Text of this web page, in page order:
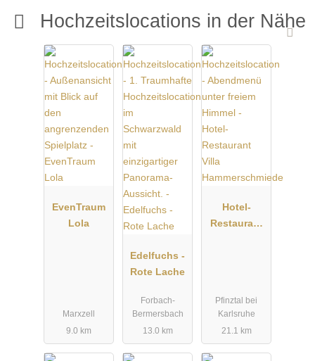
Hochzeitslocations in der Nähe
EvenTraum
Lola
Marxzell
9.0 km
Edelfuchs -
Rote Lache
Forbach-
Bermersbach
13.0 km
Hotel-
Restaurant
Pfinztal bei
Karlsruhe
21.1 km